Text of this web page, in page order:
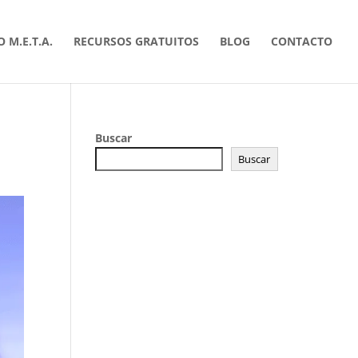
M.E.T.A. RECURSOS GRATUITOS BLOG CONTACTO
Buscar
Buscar